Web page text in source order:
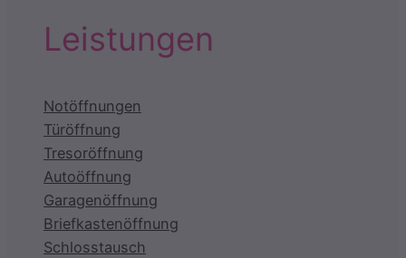
Leistungen
Notöffnungen
Türöffnung
Tresoröffnung
Autoöffnung
Garagenöffnung
Briefkastenöffnung
Schlosstausch